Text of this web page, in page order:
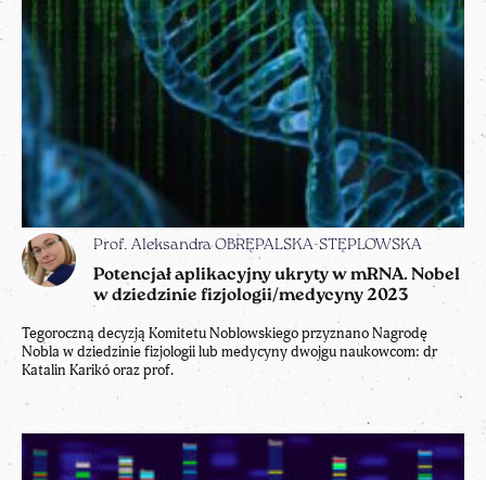
Prof. Aleksandra OBRĘPALSKA-STĘPLOWSKA
Potencjał aplikacyjny ukryty w mRNA. Nobel
w dziedzinie fizjologii/medycyny 2023
Tegoroczną decyzją Komitetu Noblowskiego przyznano Nagrodę
Nobla w dziedzinie fizjologii lub medycyny dwojgu naukowcom: dr
Katalin Karikó oraz prof.